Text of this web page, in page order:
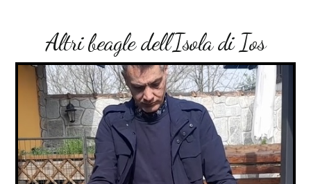
Altri beagle dell'Isola di Ios